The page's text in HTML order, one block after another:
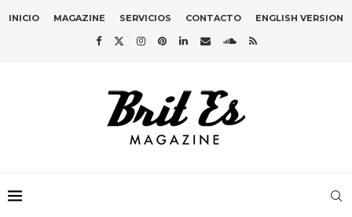
INICIO MAGAZINE SERVICIOS CONTACTO ENGLISH VERSION